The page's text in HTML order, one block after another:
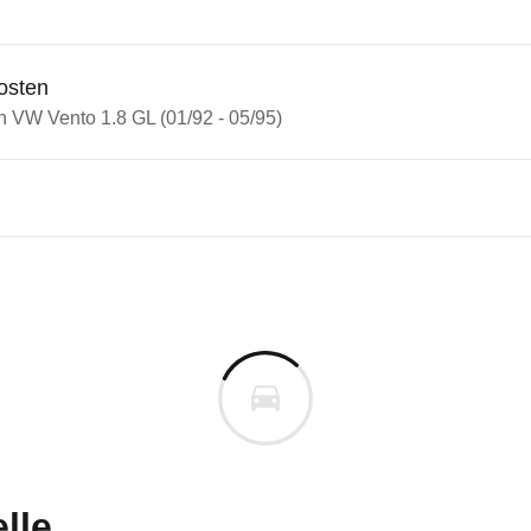
VW Vento 1.8 GL (01/92 - 05/95)
informieren. Welche Fahrzeuge genau